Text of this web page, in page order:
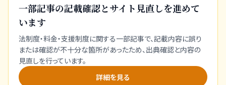
一部記事の記載確認とサイト見直しを進めて
います
法制度・料金・支援制度に関する一部記事で、記載内容に誤り
または確認が不十分な箇所があったため、出典確認と内容の
見直しを行っています。
詳細を見る